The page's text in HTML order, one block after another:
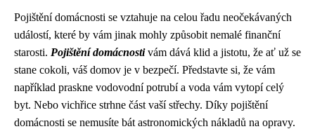
Pojištění domácnosti se vztahuje na celou řadu neočekávaných
událostí, které by vám jinak mohly způsobit nemalé finanční
starosti. Pojištění domácnostivám dává klid a jistotu, že ať už se
stane cokoli, váš domov je v bezpečí. Představte si, že vám
například praskne vodovodní potrubí a voda vám vytopí celý
byt. Nebo vichřice strhne část vaší střechy. Díky pojištění
domácnosti se nemusíte bát astronomických nákladů na opravy.